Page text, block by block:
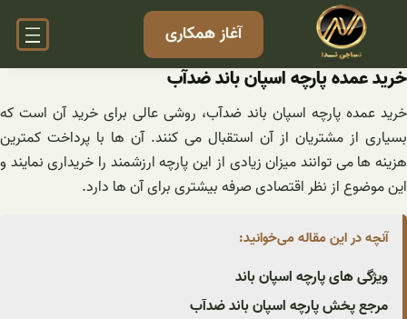
آغاز همکاری
خرید عمده پارچه اسپان باند ضدآب
خرید عمده پارچه اسپان باند ضدآب، روشی عالی برای خرید آن است که
بسیاری از مشتریان از آن استقبال می کنند. آن ها با پرداخت کمترین
هزینه ها می توانند میزان زیادی از این پارچه ارزشمند را خریداری نمایند و
این موضوع از نظر اقتصادی صرفه بیشتری برای آن ها دارد.
آنچه در این مقاله می‌خوانید:
ویژگی های پارچه اسپان باند
مرجع پخش پارچه اسپان باند ضدآب